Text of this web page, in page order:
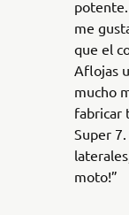
potente.
me
que el
Aflojas
mucho
fabricar
Super
moto!”